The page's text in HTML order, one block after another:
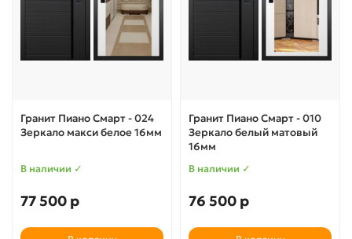
Гранит Пиано Смарт - 024
Зеркало макси белое 16мм
В наличии ✓
77 500 р
Гранит Пиано Смарт - 010
Зеркало белый матовый
16мм
В наличии ✓
76 500 р